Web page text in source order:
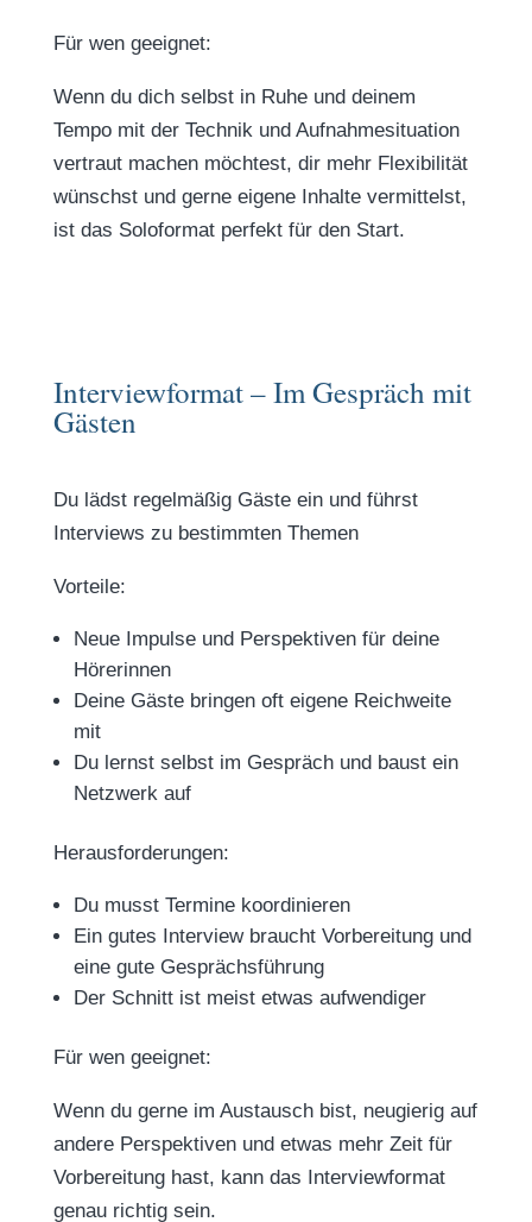
Für wen geeignet:
Wenn du dich selbst in Ruhe und deinem
Tempo mit der Technik und Aufnahmesituation
vertraut machen möchtest, dir mehr Flexibilität
wünschst und gerne eigene Inhalte vermittelst,
ist das Soloformat perfekt für den Start.
Interviewformat – Im Gespräch mit
Gästen
Du lädst regelmäßig Gäste ein und führst
Interviews zu bestimmten Themen
Vorteile:
Neue Impulse und Perspektiven für deine
Hörerinnen
Deine Gäste bringen oft eigene Reichweite
mit
Du lernst selbst im Gespräch und baust ein
Netzwerk auf
Herausforderungen:
Du musst Termine koordinieren
Ein gutes Interview braucht Vorbereitung und
eine gute Gesprächsführung
Der Schnitt ist meist etwas aufwendiger
Für wen geeignet:
Wenn du gerne im Austausch bist, neugierig auf
andere Perspektiven und etwas mehr Zeit für
Vorbereitung hast, kann das Interviewformat
genau richtig sein.